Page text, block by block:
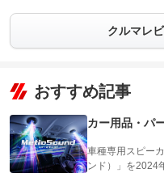
クルマレ
おすすめ記事
カー用品・パ
車種専用スピー
ンド）」を2024